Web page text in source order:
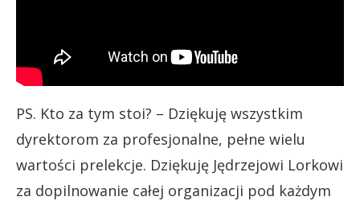
PS. Kto za tym stoi? – Dziękuję wszystkim
dyrektorom za profesjonalne, pełne wielu
wartości prelekcje. Dziękuję Jędrzejowi Lorkowi
za dopilnowanie całej organizacji pod każdym